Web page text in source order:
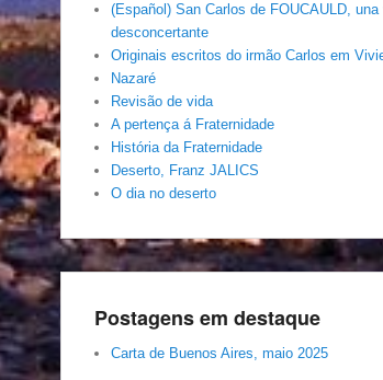
(Español) San Carlos de FOUCAULD, una
desconcertante
Originais escritos do irmão Carlos em
Nazaré
Revisão de vida
A pertença á Fraternidade
História da Fraternidade
Deserto, Franz JALICS
O dia no deserto
Postagens em destaque
Carta de Buenos Aires, maio 2025